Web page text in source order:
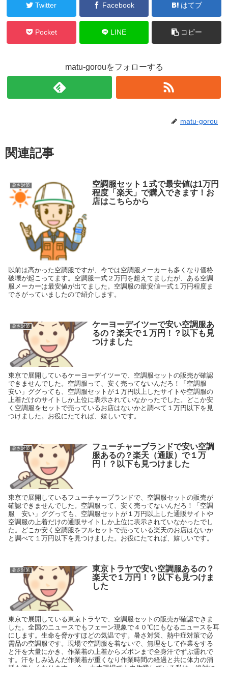
Twitter Facebook はてブ
Pocket LINE コピー
matu-gorouをフォローする
matu-gorou
関連記事
暑さ対策
空調服セット１式で最安値は1万円
程度「楽天」で購入できます！お
店はこちらから
以前は高かった空調服ですが、今では空調服メーカーも多くなり価格
破壊が起こってます。空調服一式２万円を超えてましたが、ある空調
服メーカーは最安値が出てました。空調服の最安値一式１万円程度ま
でさがっていましたので紹介します。
暑さ対策
ケーヨーデイツーで安い空調服あ
るの？楽天で１万円！？以下も見
つけました
東京で展開しているケーヨーデイツーで、空調服セットの販売が確認
できませんでした。空調服って、安く売ってないんだろ！「空調服
安い」ググっても、空調服セットが１万円以上したサイトや空調服の
上着だけのサイトしか上位に表示されていなかったでした。どこか安
く空調服をセットで売っているお店はないかと調べて１万円以下を見
つけました。お役にたてれば、嬉しいです。
暑さ対策
フューチャーブランドで安い空調
服あるの？楽天（通販）で１万
円！？以下も見つけました
東京で展開しているフューチャーブランドで、空調服セットの販売が
確認できませんでした。空調服って、安く売ってないんだろ！「空調
服 安い」ググっても、空調服セットが１万円以上した通販サイトや
空調服の上着だけの通販サイトしか上位に表示されていなかったでし
た。どこか安く空調服をフルセットで売っている楽天のお店はないか
と調べて１万円以下を見つけました。お役にたてれば、嬉しいです。
暑さ対策
東京トラヤで安い空調服あるの？
楽天で１万円！？以下も見つけま
した
東京で展開している東京トラヤで、空調服セットの販売が確認できま
した。全国のニュースでもフェーン現象で４０℃にもなるニュースを耳
にします。生命を脅かすほどの気温です。暑さ対策、熱中症対策で必
需品の空調服です。現場で空調服を着ないで、無理をして作業をする
と汗を大量にかき、作業着の上着からズボンまで全身汗でずぶ濡れで
す。汗をしみ込んだ作業着が重くなり作業時間の経過と共に体力の消
耗も激しくなります。 今、土木現場で人力作業している私は、絶対に